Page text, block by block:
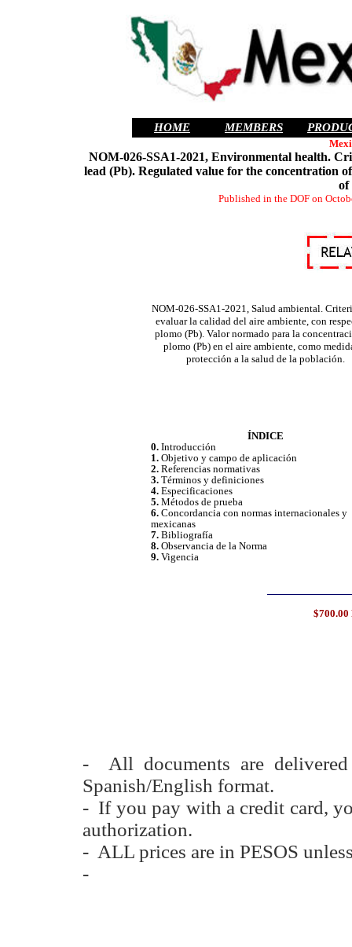
HOME MEMBERS
NOM-026-SSA1-2021, Environmental health.
lead (Pb). Regulated value for the concentration
of
Published in the DOF on
NOM-026-SSA1-2021, Salud ambiental.
evaluar la calidad del aire ambiente, con
plomo (Pb). Valor normado para la
plomo (Pb) en el aire ambiente, como
protección a la salud de la población.
ÍNDICE
0.Introducción
1.Objetivo y campo de aplicación
2.Referencias normativas
3.Términos y definiciones
4.Especificaciones
5.Métodos de prueba
6.Concordancia con normas internacionales y
mexicanas
7.Bibliografía
8.Observancia de la Norma
9. Vigencia
$700.00
- All documents are
Spanish/English format.
- If you pay with a credit card,
authorization.
- ALL prices are in PESOS
-